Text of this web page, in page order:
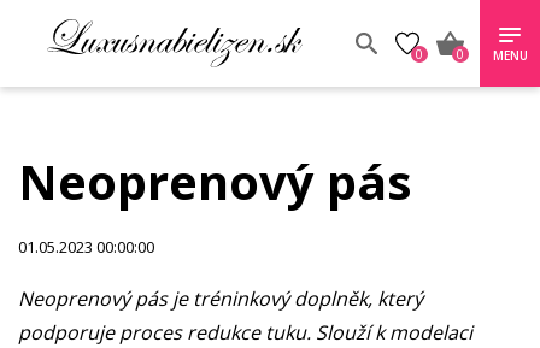
0 0 MENU
Neoprenový pás
01.05.2023 00:00:00
Neoprenový pás je tréninkový doplněk, který
podporuje proces redukce tuku. Slouží k modelaci